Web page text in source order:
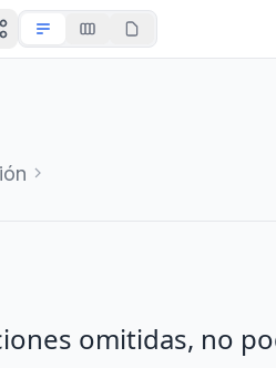
omitidas, no